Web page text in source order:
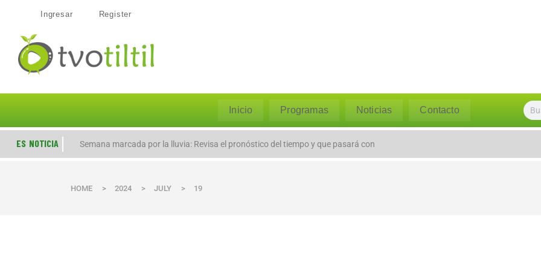
Ingresar Register
Inicio Programas Noticias Contacto
ES NOTICIA Semana marcada por la lluvia: Revisa el pronóstico del tiempo y que pasará con
HOME > 2024 > JULY > 19